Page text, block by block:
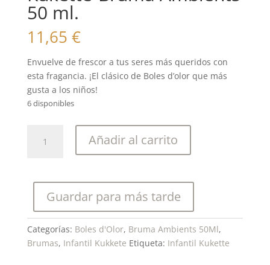
50 ml.
11,65 €
Envuelve de frescor a tus seres más queridos con
esta fragancia. ¡El clásico de Boles d’olor que más
gusta a los niños!
6 disponibles
d'olor-
Bruma
Ambients
50
ml.
cantidad
Añadir al carrito
Guardar para más tarde
Categorías: Boles d'Olor, Bruma Ambients 50Ml,
Brumas, Infantil Kukkete Etiqueta: Infantil Kukette